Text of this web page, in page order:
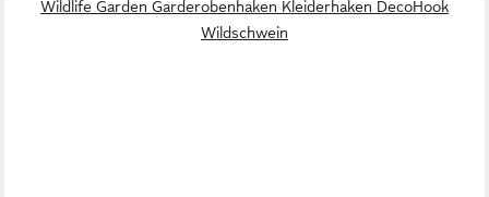
Wildlife Garden Garderobenhaken Kleiderhaken DecoHook
Wildschwein